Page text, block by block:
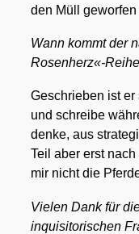
den Müll gewor­fen
Wann kommt der
Rosenherz«-
Geschrie­ben ist
und schrei­be
den­ke, aus
Teil aber erst
mir nicht die
Vie­len Dank für
inqui­si­to­ri­schen